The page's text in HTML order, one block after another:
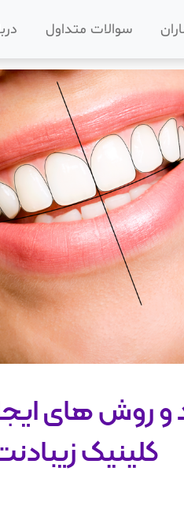
سوالات متداول
و روش های
کلینیک